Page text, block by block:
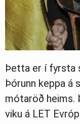
Þetta er í fyrsta
Þórunn keppa á
mótaröð
viku á LET